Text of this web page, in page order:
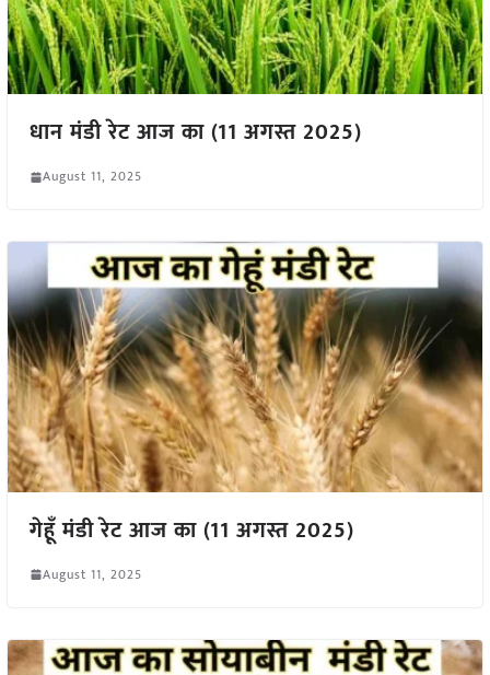
धान मंडी रेट आज का (11 अगस्त 2025)
August 11, 2025
गेहूँ मंडी रेट आज का (11 अगस्त 2025)
August 11, 2025